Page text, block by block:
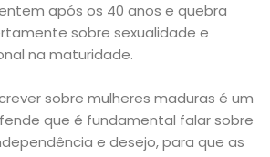
após os 40 anos e quebra
sobre sexualidade e
na maturidade.
sobre mulheres maduras é um
que é fundamental falar sobre
e desejo, para que as